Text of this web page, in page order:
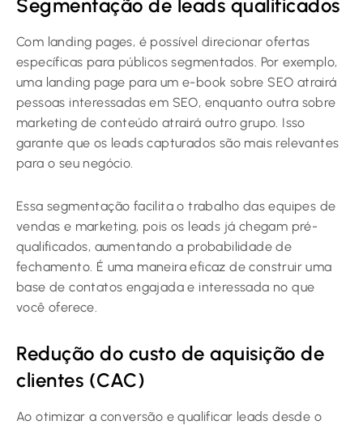
Segmentação de leads qualificados
Com landing pages, é possível direcionar ofertas
específicas para públicos segmentados. Por exemplo,
uma landing page para um e-book sobre SEO atrairá
pessoas interessadas em SEO, enquanto outra sobre
marketing de conteúdo atrairá outro grupo. Isso
garante que os leads capturados são mais relevantes
para o seu negócio.
Essa segmentação facilita o trabalho das equipes de
vendas e marketing, pois os leads já chegam pré-
qualificados, aumentando a probabilidade de
fechamento. É uma maneira eficaz de construir uma
base de contatos engajada e interessada no que
você oferece.
Redução do custo de aquisição de
clientes (CAC)
Ao otimizar a conversão e qualificar leads desde o